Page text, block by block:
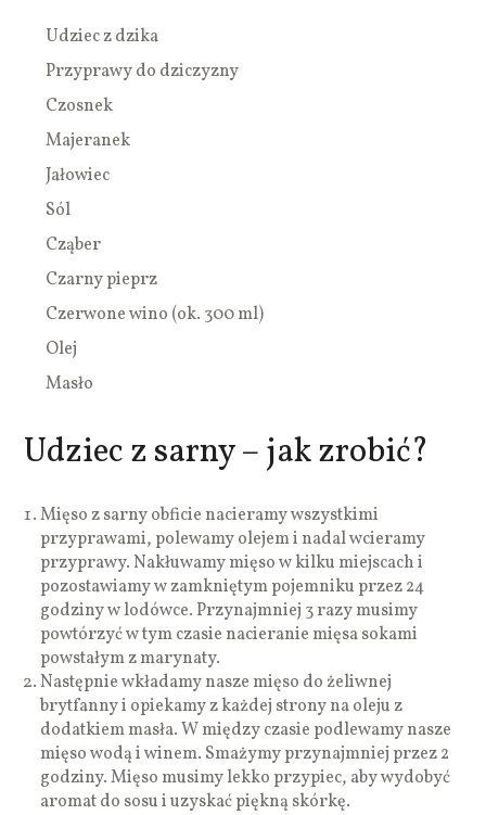
Udziec z dzika
Przyprawy do dziczyzny
Czosnek
Majeranek
Jałowiec
Sól
Cząber
Czarny pieprz
Czerwone wino (ok. 300 ml)
Olej
Masło
Udziec z sarny – jak zrobić?
Mięso z sarny obficie nacieramy wszystkimi
przyprawami, polewamy olejem i nadal wcieramy
przyprawy. Nakłuwamy mięso w kilku miejscach i
pozostawiamy w zamkniętym pojemniku przez 24
godziny w lodówce. Przynajmniej 3 razy musimy
powtórzyć w tym czasie nacieranie mięsa sokami
powstałym z marynaty.
Następnie wkładamy nasze mięso do żeliwnej
brytfanny i opiekamy z każdej strony na oleju z
dodatkiem masła. W między czasie podlewamy nasze
mięso wodą i winem. Smażymy przynajmniej przez 2
godziny. Mięso musimy lekko przypiec, aby wydobyć
aromat do sosu i uzyskać piękną skórkę.